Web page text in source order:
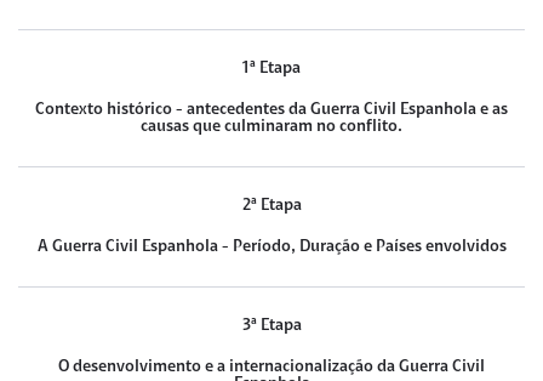
1ª Etapa
Contexto histórico - antecedentes da Guerra Civil Espanhola e as
causas que culminaram no conflito.
2ª Etapa
A Guerra Civil Espanhola - Período, Duração e Países envolvidos
3ª Etapa
O desenvolvimento e a internacionalização da Guerra Civil